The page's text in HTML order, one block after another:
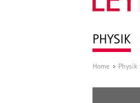
PHYSIK
Home / Physik